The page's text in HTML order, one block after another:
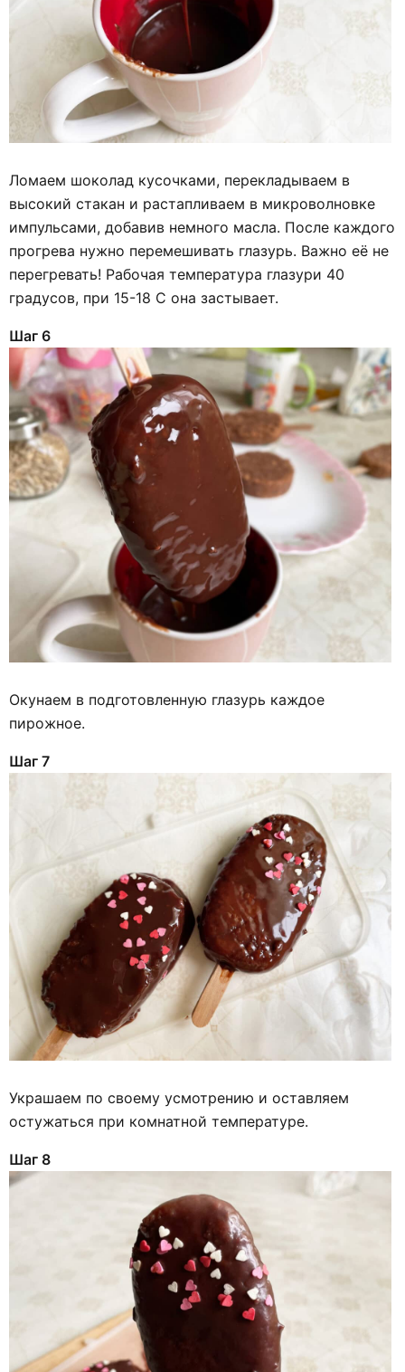
Ломаем шоколад кусочками, перекладываем в
высокий стакан и растапливаем в микроволновке
импульсами, добавив немного масла. После каждого
прогрева нужно перемешивать глазурь. Важно её не
перегревать! Рабочая температура глазури 40
градусов, при 15-18 С она застывает.
Шаг 6
Окунаем в подготовленную глазурь каждое
пирожное.
Шаг 7
Украшаем по своему усмотрению и оставляем
остужаться при комнатной температуре.
Шаг 8